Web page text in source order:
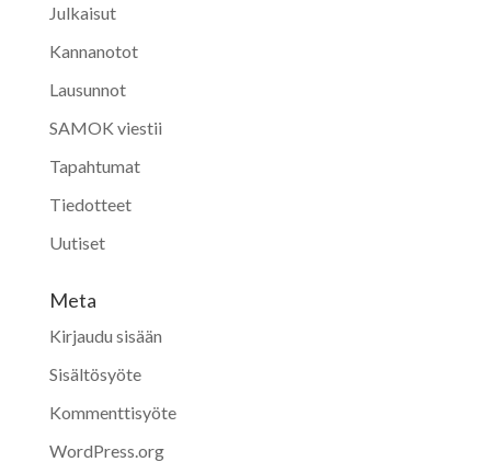
Julkaisut
Kannanotot
Lausunnot
SAMOK viestii
Tapahtumat
Tiedotteet
Uutiset
Meta
Kirjaudu sisään
Sisältösyöte
Kommenttisyöte
WordPress.org